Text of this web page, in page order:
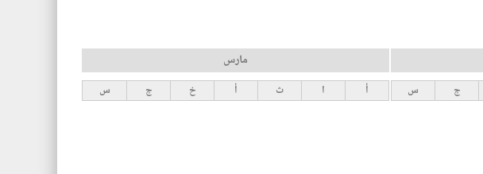
ج س
مارس
أ ا ث أ خ ج س